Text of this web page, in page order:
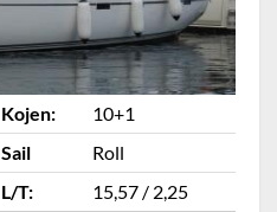
Kojen:
10+1
Sail
Roll
L/T: 15,57 / 2,25